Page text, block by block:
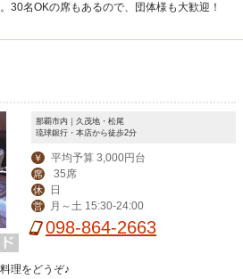
30名OKの席もあるので、団体様も大歓迎！
那覇市内｜久茂地・松尾
琉球銀行・本店から徒歩2分
￥ 平均予算 3,000円台
席 35席
休 日
営 月～土 15:30-24:00
098-864-2663
理をどうぞ♪